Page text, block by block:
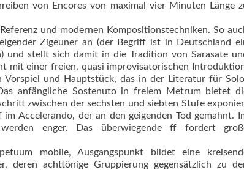
von Encores von maximal vier Minuten Länge
und modernen Kompositionstechniken. So
Zigeuner an (der Begriff ist in Deutschland
und stellt sich damit in die Tradition von Sarasate
mit einer freien, quasi improvisatorischen
und Hauptstück, das in der Literatur für
anfängliche Sostenuto in freiem Metrum bietet
zwischen der sechsten und siebten Stufe
Accelerando, der an den geigenden Tod gemahnt.
enger. Das überwiegende ff fordert
mobile, Ausgangspunkt bildet eine
deren achttönige Gruppierung gegensätzlich zu